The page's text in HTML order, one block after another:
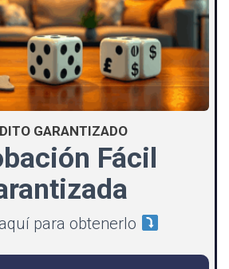
GARANTIZADO
Fácil
para obtenerlo